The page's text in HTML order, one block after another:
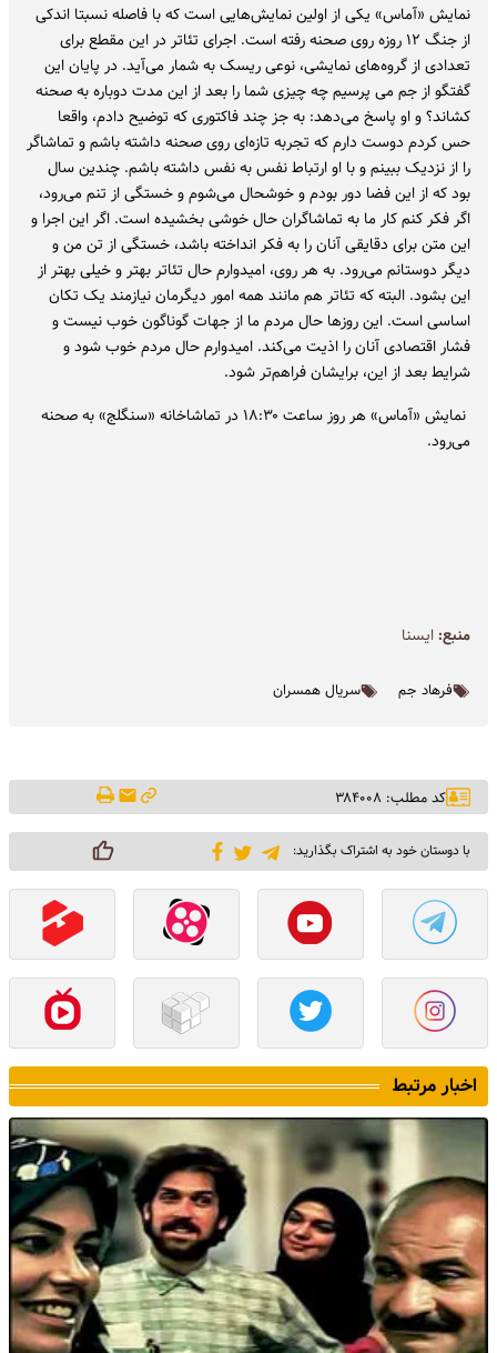
نمایش «آماس» یکی از اولین نمایش‌هایی است که با فاصله نسبتا اندکی
از جنگ ۱۲ روزه روی صحنه رفته است. اجرای تئاتر در این مقطع برای
تعدادی از گروه‌های نمایشی، نوعی ریسک به شمار می‌آید. در پایان این
گفتگو از جم می پرسیم چه چیزی شما را بعد از این مدت دوباره به صحنه
کشاند؟ و او پاسخ می‌دهد: به جز چند فاکتوری که توضیح دادم، واقعا
حس کردم دوست دارم که تجربه تازه‌ای روی صحنه داشته باشم و تماشاگر
را از نزدیک ببینم و با او ارتباط نفس به نفس داشته باشم. چندین سال
بود که از این فضا دور بودم و خوشحال می‌شوم و خستگی از تنم می‌رود،
اگر فکر کنم کار ما به تماشاگران حال خوشی بخشیده است. اگر این اجرا و
این متن برای دقایقی آنان را به فکر انداخته باشد، خستگی از تن من و
دیگر دوستانم می‌رود. به هر روی، امیدوارم حال تئاتر بهتر و خیلی بهتر از
این بشود. البته که تئاتر هم مانند همه امور دیگرمان نیازمند یک تکان
اساسی است. این روزها حال مردم ما از جهات گوناگون خوب نیست و
فشار اقتصادی آنان را اذیت می‌کند. امیدوارم حال مردم خوب شود و
شرایط بعد از این، برایشان فراهم‌تر شود.
نمایش «آماس» هر روز ساعت ۱۸:۳۰ در تماشاخانه «سنگلج» به صحنه
می‌رود.
منبع:ايسنا
فرهاد جم سریال همسران
کد مطلب: ۳۸۴۰۰۸
با دوستان خود به اشتراک بگذارید:
اخبار مرتبط